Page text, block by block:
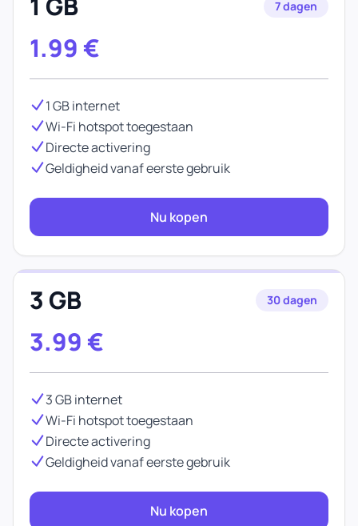
7 dagen
1.99 €
1 GB internet
Wi-Fi hotspot toegestaan
Directe activering
Geldigheid vanaf eerste gebruik
Nu kopen
3 GB 30 dagen
3.99 €
3 GB internet
Wi-Fi hotspot toegestaan
Directe activering
Geldigheid vanaf eerste gebruik
Nu kopen